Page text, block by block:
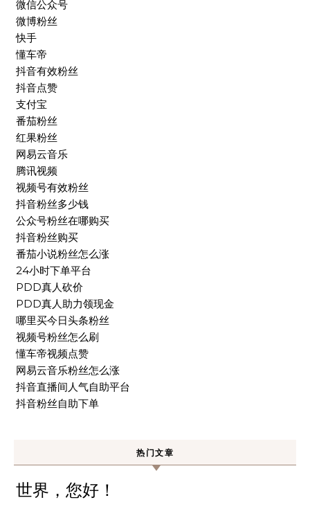
微信公众号
微博粉丝
快手
懂车帝
抖音有效粉丝
抖音点赞
支付宝
番茄粉丝
红果粉丝
网易云音乐
腾讯视频
视频号有效粉丝
抖音粉丝多少钱
公众号粉丝在哪购买
抖音粉丝购买
番茄小说粉丝怎么涨
24小时下单平台
PDD真人砍价
PDD真人助力领现金
哪里买今日头条粉丝
视频号粉丝怎么刷
懂车帝视频点赞
网易云音乐粉丝怎么涨
抖音直播间人气自助平台
抖音粉丝自助下单
热门文章
世界，您好！